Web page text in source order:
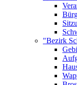
"Bezirk